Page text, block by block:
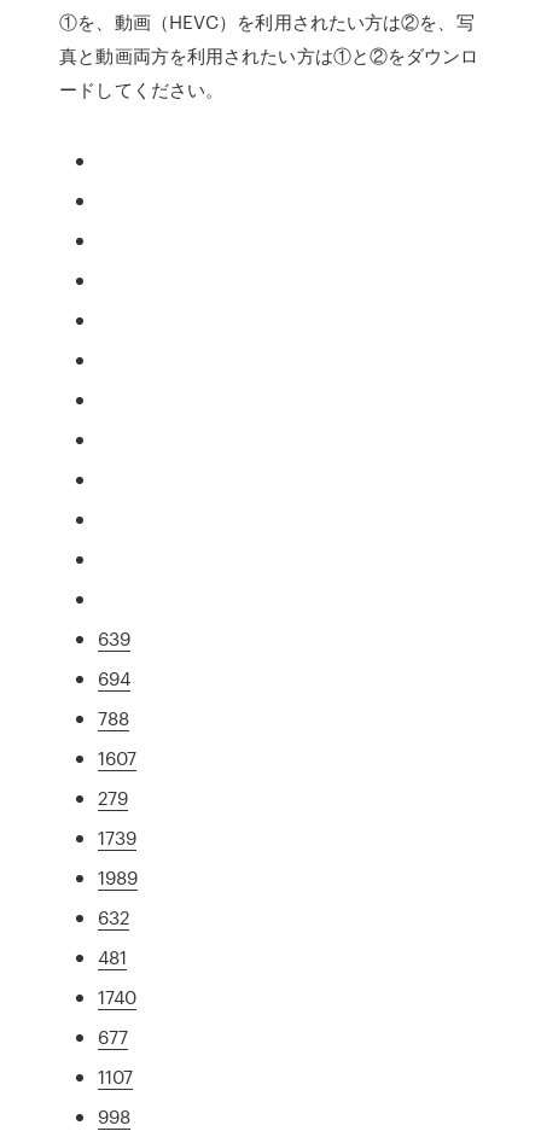
①を、動画（HEVC）を利用されたい方は②を、写
真と動画両方を利用されたい方は①と②をダウンロ
ードしてください。
639
694
788
1607
279
1739
1989
632
481
1740
677
1107
998